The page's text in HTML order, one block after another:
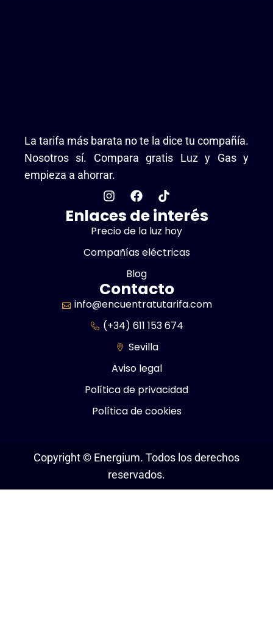
La tarifa más barata no te la dice tu compañía.
Nosotros sí. Compara gratis Luz y Gas y
empieza a ahorrar.
Enlaces de interés
Precio de la luz hoy
Compañías eléctricas
Blog
Contacto
info@encuentratutarifa.com
(+34) 611 153 674
Sevilla
Aviso legal
Política de privacidad
Política de cookies
Copyright © Energium. Todos los derechos
reservados.